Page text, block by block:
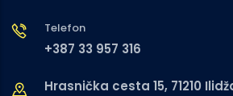
Telefon
+387 33 957 316
Hrasnička cesta 15, 71210